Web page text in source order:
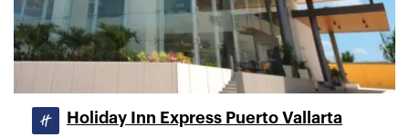
Holiday Inn Express Puerto Vallarta